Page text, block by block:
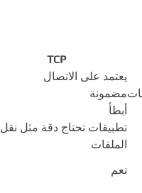
TCP
يعتمد على الاتصال
مضمونة
أبطأ
تطبيقات تحتاج دقة مثل نقل
الملفات
نعم